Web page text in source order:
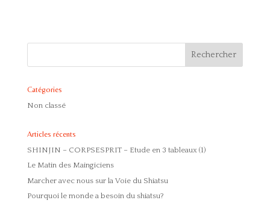
Catégories
Non classé
Articles récents
SHINJIN – CORPSESPRIT – Etude en 3 tableaux (1)
Le Matin des Maingiciens
Marcher avec nous sur la Voie du Shiatsu
Pourquoi le monde a besoin du shiatsu?